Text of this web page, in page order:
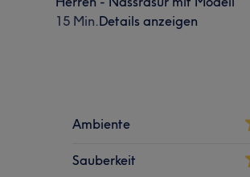
15 Min.Details anzeigen
Ambiente
Sauberkeit